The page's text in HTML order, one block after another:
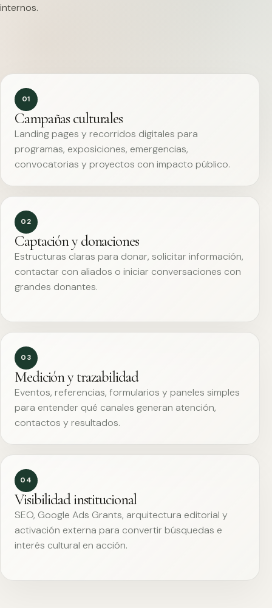
internos.
01
Campañas culturales
Landing pages y recorridos digitales para
programas, exposiciones, emergencias,
convocatorias y proyectos con impacto público.
02
Captación y donaciones
Estructuras claras para donar, solicitar información,
contactar con aliados o iniciar conversaciones con
grandes donantes.
03
Medición y trazabilidad
Eventos, referencias, formularios y paneles simples
para entender qué canales generan atención,
contactos y resultados.
04
Visibilidad institucional
SEO, Google Ads Grants, arquitectura editorial y
activación externa para convertir búsquedas e
interés cultural en acción.